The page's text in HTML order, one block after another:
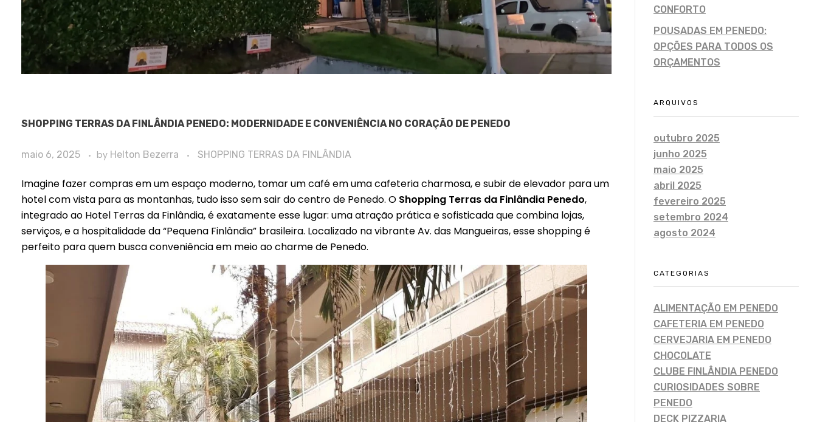
SHOPPING TERRAS DA FINLÂNDIA PENEDO: MODERNIDADE E CONVENIÊNCIA NO CORAÇÃO DE PENEDO
maio 6, 2025 by Helton Bezerra SHOPPING TERRAS DA FINLÂNDIA
Imagine fazer compras em um espaço moderno, tomar um café em uma cafeteria charmosa, e subir de elevador para um
hotel com vista para as montanhas, tudo isso sem sair do centro de Penedo. O Shopping Terras da Finlândia Penedo,
integrado ao Hotel Terras da Finlândia, é exatamente esse lugar: uma atração prática e sofisticada que combina lojas,
serviços, e a hospitalidade da “Pequena Finlândia” brasileira. Localizado na vibrante Av. das Mangueiras, esse shopping é
perfeito para quem busca conveniência em meio ao charme de Penedo.
CONFORTO
POUSADAS EM PENEDO:
OPÇÕES PARA TODOS OS
ORÇAMENTOS
ARQUIVOS
outubro 2025
junho 2025
maio 2025
abril 2025
fevereiro 2025
setembro 2024
agosto 2024
CATEGORIAS
ALIMENTAÇÃO EM PENEDO
CAFETERIA EM PENEDO
CERVEJARIA EM PENEDO
CHOCOLATE
CLUBE FINLÂNDIA PENEDO
CURIOSIDADES SOBRE
PENEDO
DECK PIZZARIA